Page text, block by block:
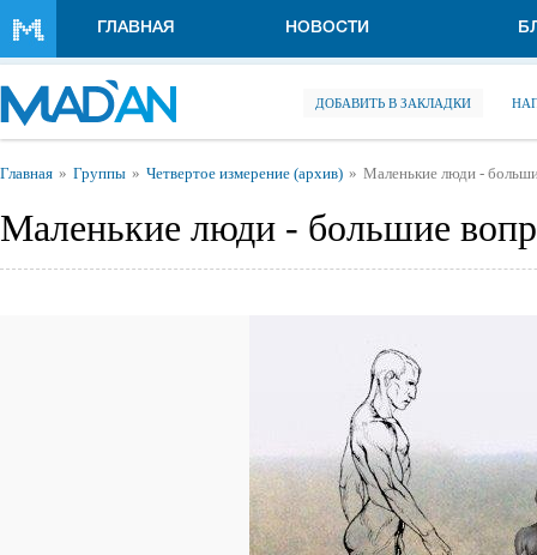
ГЛАВНАЯ НОВОСТИ
ДОБАВИТЬ В ЗАКЛАДКИ
Вы здесь
Главная Группы Четвертое измерение (архив) Маленькие люди -
Маленькие люди - большие